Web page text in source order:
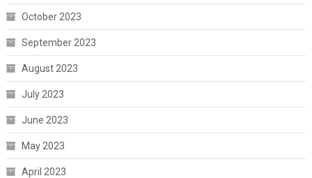
October 2023
September 2023
August 2023
July 2023
June 2023
May 2023
April 2023